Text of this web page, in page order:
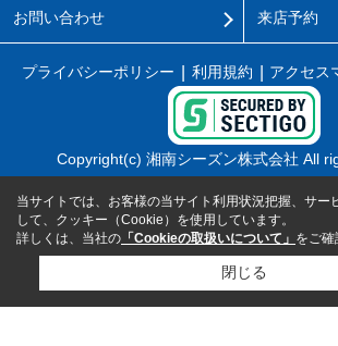
お問い合わせ 来店予約
プライバシーポリシー 利用規約 アクセス
Copyright(c) 湘南シーズン株式会社 All
当サイトでは、お客様の当サイト利用状況把握、サー
して、クッキー（Cookie）を使用しています。
詳しくは、当社の 「Cookieの取扱いについて」 をご確
閉じる